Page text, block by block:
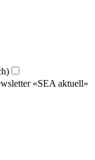
«SEA aktuell»